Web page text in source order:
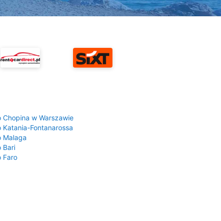
Chopina w Warszawie
Katania-Fontanarossa
Malaga
Bari
Faro